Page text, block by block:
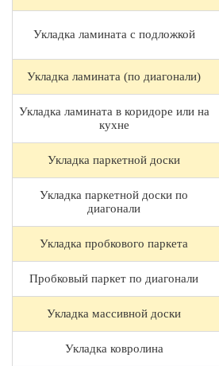
Укладка ламината с подложкой
Укладка ламината (по диагонали)
Укладка ламината в коридоре или на
кухне
Укладка паркетной доски
Укладка паркетной доски по
диагонали
Укладка пробкового паркета
Пробковый паркет по диагонали
Укладка массивной доски
Укладка ковролина